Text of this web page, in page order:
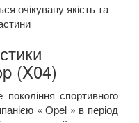
очікувану якість та
(X04)
спортивного
« Opel » в період